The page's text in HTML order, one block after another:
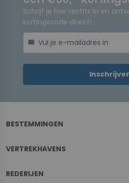
Schrijf je hier rechts in en
kortingscode direct!
mail
BESTEMMINGEN
VERTREKHAVENS
REDERIJEN